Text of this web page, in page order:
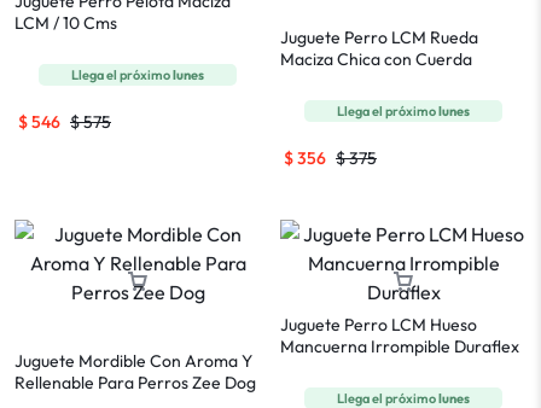
LCM / 10 Cms
Llega el próximolunes
$575
$546
Juguete Perro LCM Rueda
Maciza Chica con Cuerda
Llega el próximolunes
$375
$356
Juguete Mordible Con Aroma Y
Rellenable Para Perros Zee Dog
Juguete Perro LCM Hueso
Mancuerna Irrompible Duraflex
Llega el próximolunes